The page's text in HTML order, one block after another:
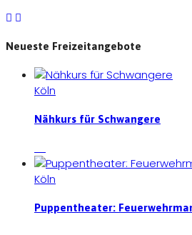
Neueste Freizeitangebote
Köln
Nähkurs für Schwangere
Köln
Puppentheater: